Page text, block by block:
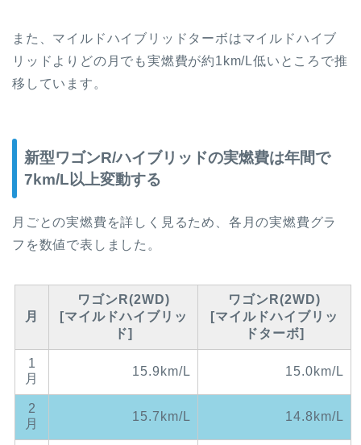
また、マイルドハイブリッドターボはマイルドハイブ
リッドよりどの月でも実燃費が約1km/L低いところで推
移しています。
新型ワゴンR/ハイブリッドの実燃費は年間で
7km/L以上変動する
月ごとの実燃費を詳しく見るため、各月の実燃費グラ
フを数値で表しました。
月
ワゴンR(2WD)
[マイルドハイブリッ
ド]
ワゴンR(2WD)
[マイルドハイブリッ
ドターボ]
1
月
15.9km/L 15.0km/L
2
月
15.7km/L 14.8km/L